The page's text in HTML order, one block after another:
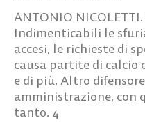
ANTONIO NICOLETTI.
Indimenticabili le
accesi, le richieste di
causa partite di calcio
e di più. Altro
amministrazione, con
tanto. 4